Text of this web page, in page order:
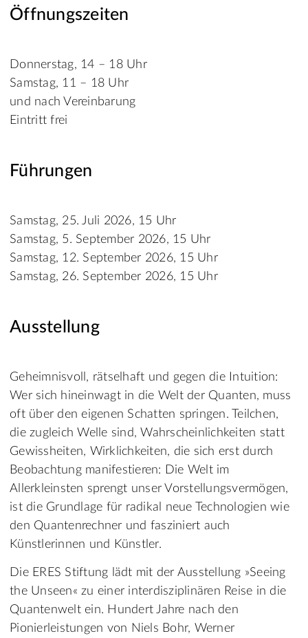
Öffnungszeiten
Donnerstag, 14 – 18 Uhr
Samstag, 11 – 18 Uhr
und nach Vereinbarung
Eintritt frei
Führungen
Samstag, 25. Juli 2026, 15 Uhr
Samstag, 5. September 2026, 15 Uhr
Samstag, 12. September 2026, 15 Uhr
Samstag, 26. September 2026, 15 Uhr
Ausstellung
Geheimnisvoll, rätselhaft und gegen die Intuition:
Wer sich hineinwagt in die Welt der Quanten, muss
oft über den eigenen Schatten springen. Teilchen,
die zugleich Welle sind, Wahrscheinlichkeiten statt
Gewissheiten, Wirklichkeiten, die sich erst durch
Beobachtung manifestieren: Die Welt im
Allerkleinsten sprengt unser Vorstellungsvermögen,
ist die Grundlage für radikal neue Technologien wie
den Quantenrechner und fasziniert auch
Künstlerinnen und Künstler.
Die ERES Stiftung lädt mit der Ausstellung »Seeing
the Unseen« zu einer interdisziplinären Reise in die
Quantenwelt ein. Hundert Jahre nach den
Pionierleistungen von Niels Bohr, Werner